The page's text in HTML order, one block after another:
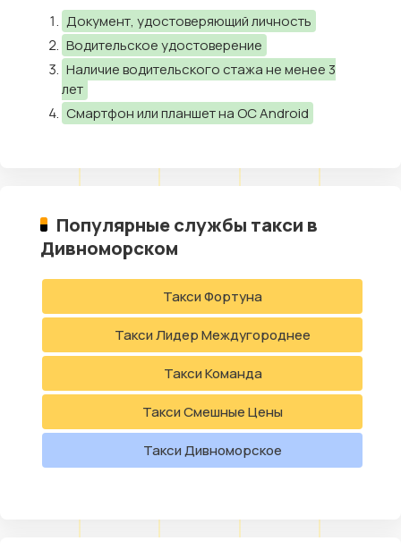
Документ, удостоверяющий личность
Водительское удостоверение
Наличие водительского стажа не менее 3
лет
Смартфон или планшет на ОС Android
Популярные службы такси в
Дивноморском
Такси Фортуна
Такси Лидер Междугороднее
Такси Команда
Такси Смешные Цены
Такси Дивноморское